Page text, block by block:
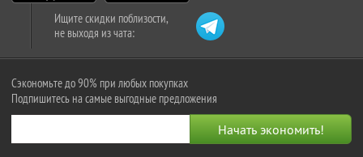
Ищите скидки поблизости,
не выходя из чата:
Сэкономьте до 90% при любых покупках
Подпишитесь на самые выгодные предложения